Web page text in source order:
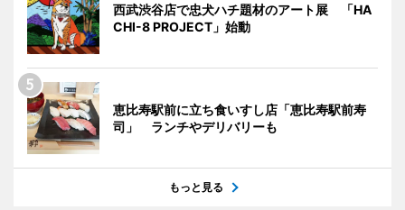
西武渋谷店で忠犬ハチ題材のアート展 「HA
CHI-8 PROJECT」始動
恵比寿駅前に立ち食いすし店「恵比寿駅前寿
司」 ランチやデリバリーも
もっと見る